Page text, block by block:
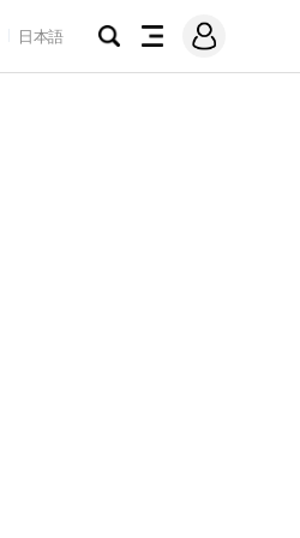
日本語
검
전
메
그